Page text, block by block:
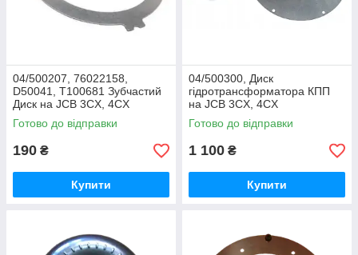
04/500207, 76022158,
D50041, T100681 Зубчастий
Диск на JCB 3CX, 4CX
Готово до відправки
190 ₴
Купити
04/500300, Диск
гідротрансформатора КПП
на JCB 3CX, 4CX
Готово до відправки
1 100 ₴
Купити